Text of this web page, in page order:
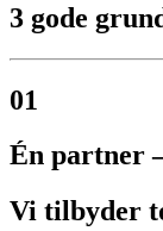
3 gode
01
Én partner
Vi tilbyder